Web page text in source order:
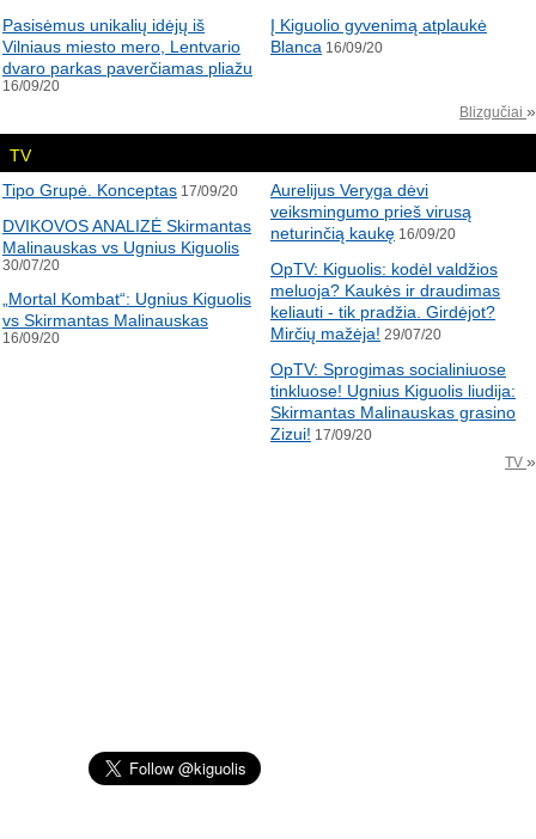
Pasisėmus unikalių idėjų iš
Vilniaus miesto mero, Lentvario
dvaro parkas paverčiamas pliažu
16/09/20
Į Kiguolio gyvenimą atplaukė
Blanca 16/09/20
Blizgučiai »
TV
Tipo Grupė. Konceptas 17/09/20
Aurelijus Veryga dėvi
veiksmingumo prieš virusą
neturinčią kaukę 16/09/20
DVIKOVOS ANALIZĖ Skirmantas
Malinauskas vs Ugnius Kiguolis
30/07/20
OpTV: Kiguolis: kodėl valdžios
meluoja? Kaukės ir draudimas
keliauti - tik pradžia. Girdėjot?
Mirčių mažėja! 29/07/20
„Mortal Kombat“: Ugnius Kiguolis
vs Skirmantas Malinauskas
16/09/20
OpTV: Sprogimas socialiniuose
tinkluose! Ugnius Kiguolis liudija:
Skirmantas Malinauskas grasino
Zizui! 17/09/20
TV »